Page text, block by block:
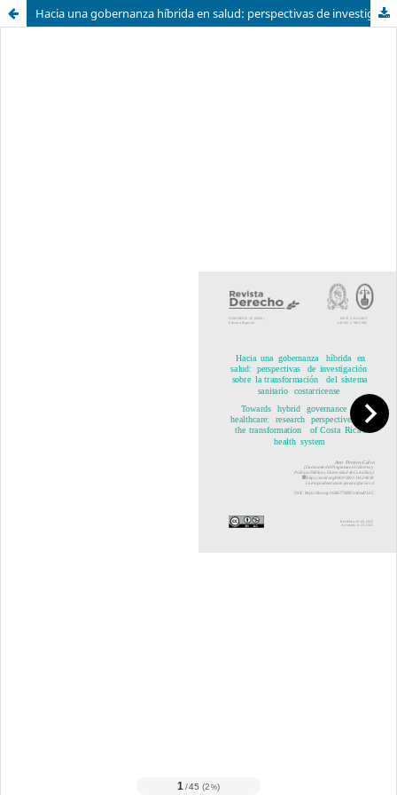
Hacia una gobernanza híbrida en salud: perspectivas de investigación sobre la transformación del sistema sanitario costarricense